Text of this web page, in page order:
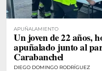
APUÑALAMIENTO
Un joven de 22 años,
apuñalado junto al
Carabanchel
DIEGO DOMINGO RODRÍGUEZ